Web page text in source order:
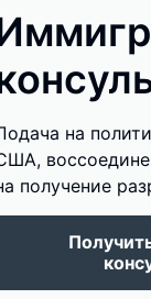
на
получение